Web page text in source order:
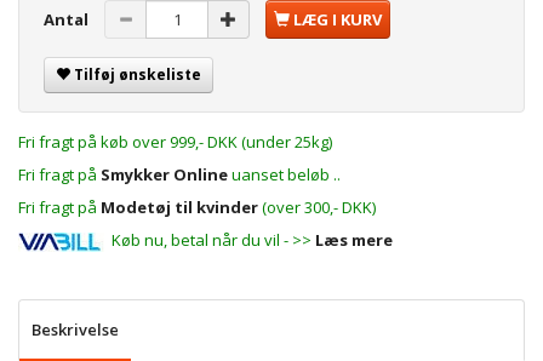
Antal LÆG I KURV
Tilføj ønskeliste
Fri fragt på køb over 999,- DKK (under 25kg)
Fri fragt på Smykker Onlineuanset beløb ..
Fri fragt på Modetøj til kvinder(over 300,- DKK)
Køb nu, betal når du vil - >> Læs mere
Beskrivelse